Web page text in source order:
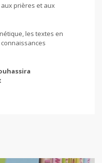
prières et aux
les textes en